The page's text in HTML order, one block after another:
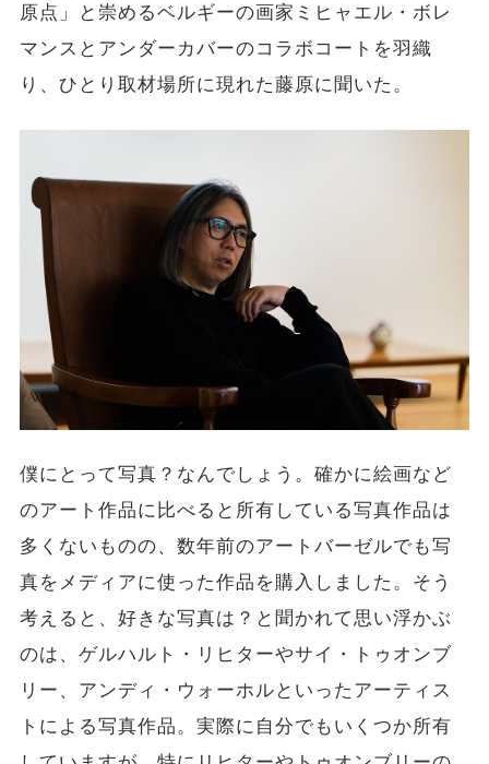
原点」と崇めるベルギーの画家ミヒャエル・ボレ
マンスとアンダーカバーのコラボコートを羽織
り、ひとり取材場所に現れた藤原に聞いた。
僕にとって写真？なんでしょう。確かに絵画など
のアート作品に比べると所有している写真作品は
多くないものの、数年前のアートバーゼルでも写
真をメディアに使った作品を購入しました。そう
考えると、好きな写真は？と聞かれて思い浮かぶ
のは、ゲルハルト・リヒターやサイ・トゥオンブ
リー、アンディ・ウォーホルといったアーティス
トによる写真作品。実際に自分でもいくつか所有